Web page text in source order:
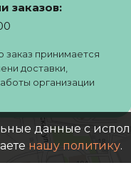
заказов:
принимается
доставки,
организации
данные с
нашу политику.